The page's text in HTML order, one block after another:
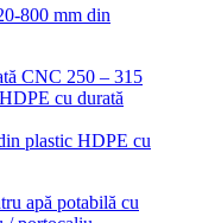
800 mm din
plastic HDPE cu